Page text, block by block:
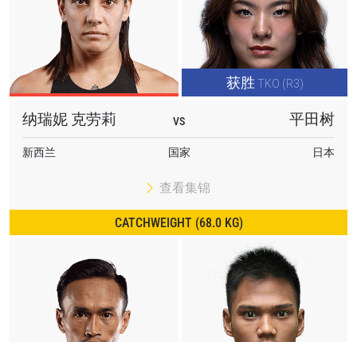
获胜 TKO (R3)
纳瑞妮 克劳莉 VS 平田树
新西兰 国家 日本
查看集锦
CATCHWEIGHT (68.0 KG)
您可以随时取消订阅这些信息。